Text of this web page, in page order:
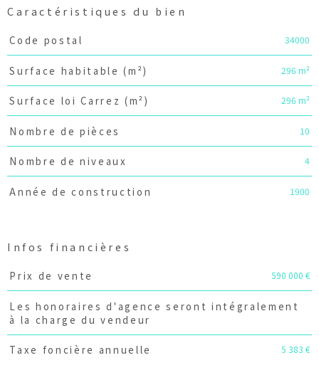
Caractéristiques du bien
Caractéristiques Valeurs
Code postal 34000
Surface habitable (m²) 296 m²
Surface loi Carrez (m²) 296 m²
Nombre de pièces 10
Nombre de niveaux 4
Année de construction 1900
Infos financières
Caractéristiques Valeurs
Prix de vente 590 000 €
Les honoraires d'agence seront intégralement
à la charge du vendeur
Taxe foncière annuelle 5 383 €